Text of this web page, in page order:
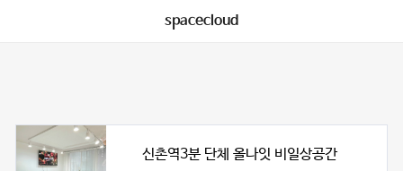
spacecloud
신촌역3분 단체 올나잇 비일상공간